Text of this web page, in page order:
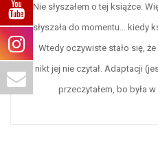
Nie słyszałem o tej książce.
słyszała do momentu… kiedy
Wtedy oczywiste stało się,
nikt jej nie czytał. Adaptacji
przeczytałem, bo była